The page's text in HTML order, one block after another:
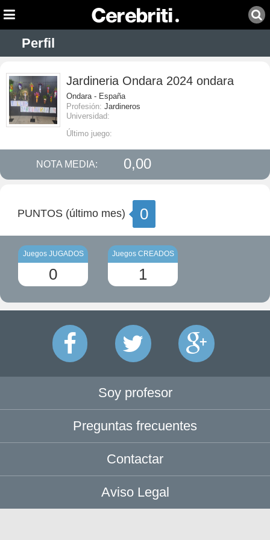
Perfil
Jardineria Ondara 2024 ondara
Ondara - España
Profesión: Jardineros
Universidad:
Último juego:
NOTA MEDIA: 0,00
PUNTOS (último mes) 0
Juegos JUGADOS
0
Juegos CREADOS
1
Soy profesor
Preguntas frecuentes
Contactar
Aviso Legal